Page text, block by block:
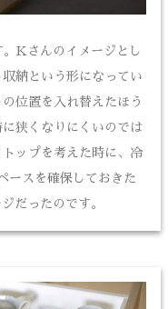
Kさんのイメージとし
納という形になってい
位置を入れ替えたほう
狭くなりにくいのでは
ップを考えた時に、冷
ースを確保しておきた
だったのです。